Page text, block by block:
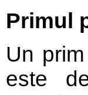
Primul
Un
este